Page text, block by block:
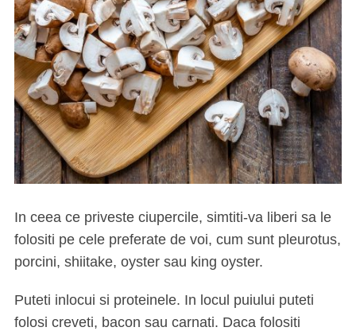
In ceea ce priveste ciupercile, simtiti-va liberi sa le
folositi pe cele preferate de voi, cum sunt pleurotus,
porcini, shiitake, oyster sau king oyster.
Puteti inlocui si proteinele. In locul puiului puteti
folosi creveti, bacon sau carnati. Daca folositi